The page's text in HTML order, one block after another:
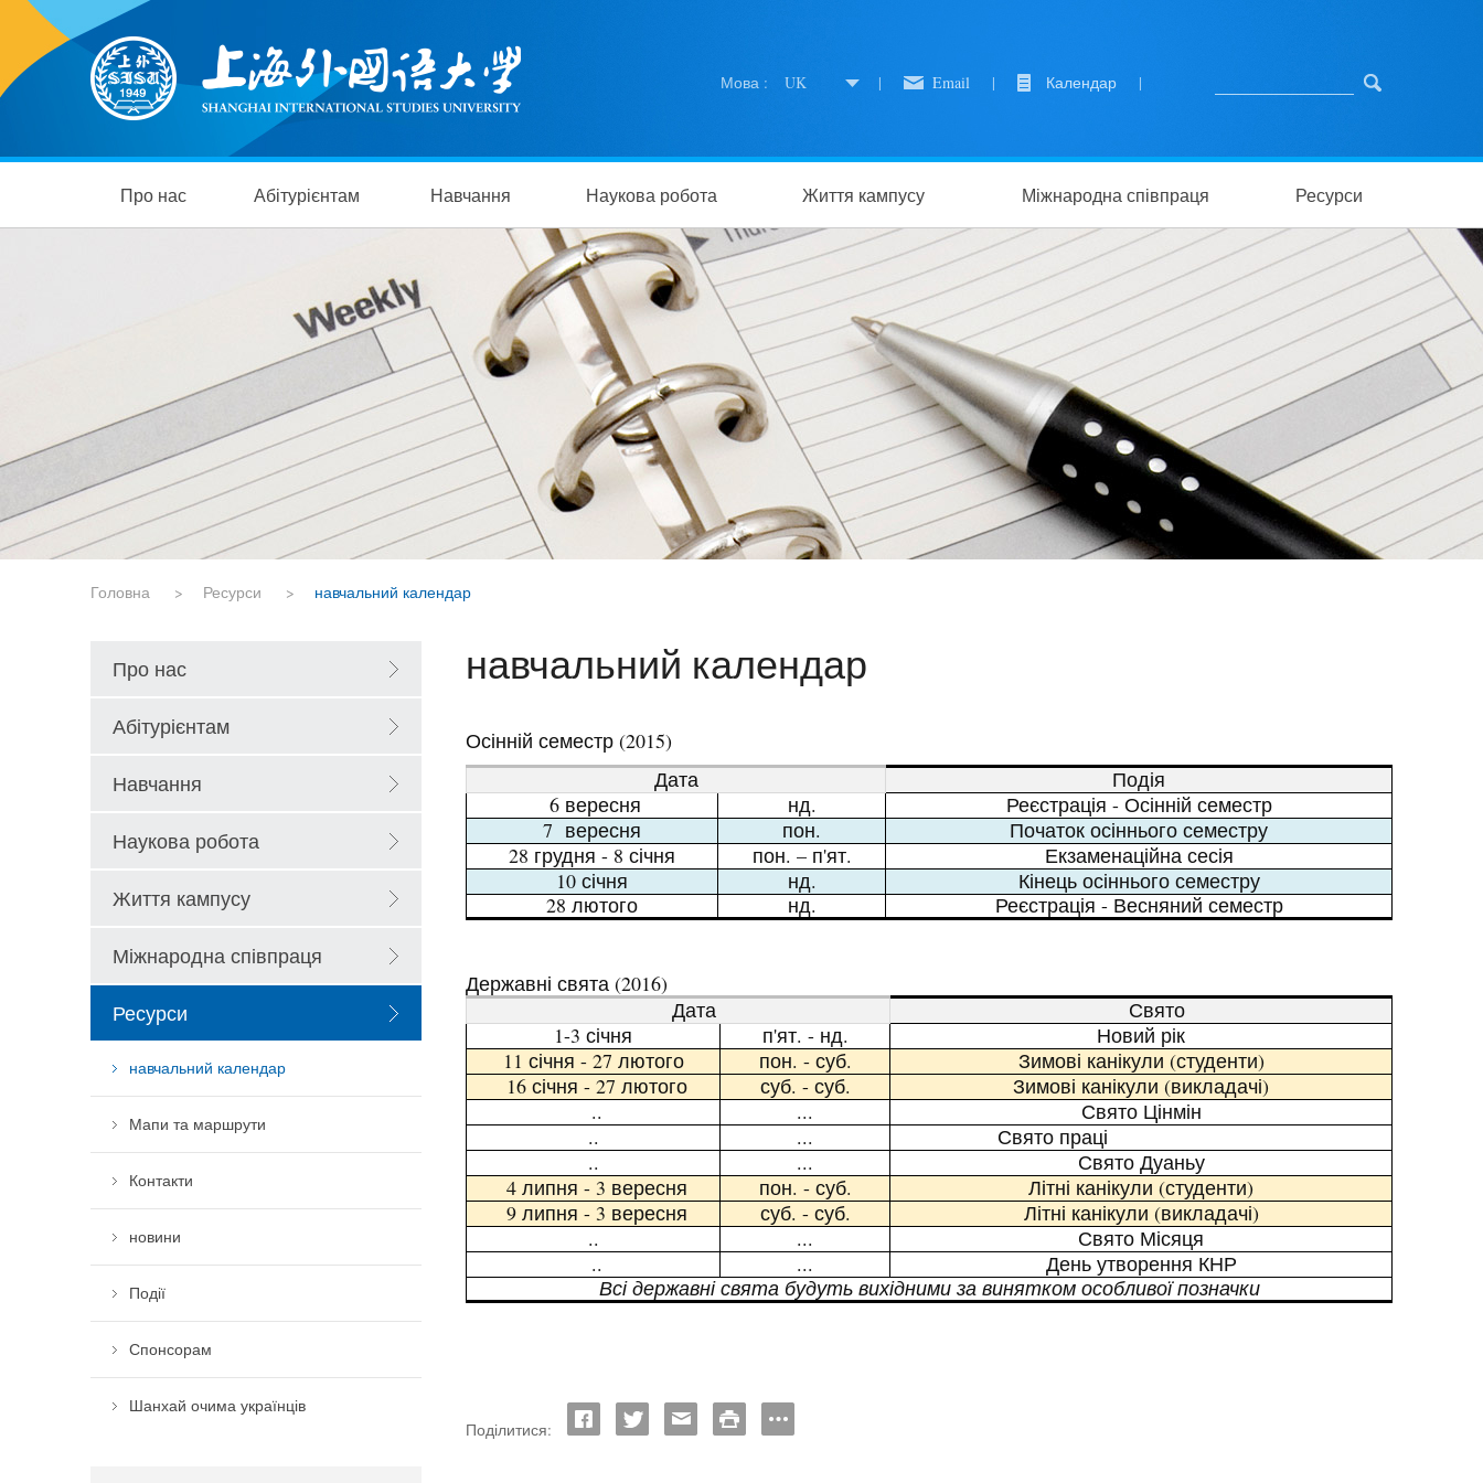
Мова : UK | Email | Календар |
Про нас Абітурієнтам Навчання Наукова робота Життя кампусу Міжнародна співпраця Ресурси
Головна > Ресурси > навчальний календар
Про нас
Абітурієнтам
Навчання
Наукова робота
Життя кампусу
Міжнародна співпраця
Ресурси
навчальний календар
Мапи та маршрути
Контакти
новини
Події
Спонсорам
Шанхай очима українців
навчальний календар
Осінній семестр (2015)
Дата
Подія
6 вересня
нд.
Реєстрація - Осінній семестр
7 вересня
пон.
Початок осіннього семестру
28 грудня - 8 січня
пон. – п'ят.
Екзаменаційна сесія
10 січня
нд.
Кінець осіннього семестру
28 лютого
нд. Реєстрація - Весняний семестр
Державні свята (2016)
Дата
Свято
1-3 січня п'ят. - нд.
Новий рік
11 січня - 27 лютого
пон. - суб.
Зимові канікули (студенти)
16 січня - 27 лютого
суб. - суб.
Зимові канікули (викладачі)
..
...
Свято Цінмін
..
...
Свято праці
..
...
Свято Дуаньу
4 липня - 3 вересня
пон. - суб.
Літні канікули (студенти)
9 липня - 3 вересня
суб. - суб.
Літні канікули (викладачі)
..
...
Свято Місяця
..
...
День утворення КНР
Всі державні свята будуть вихідними за винятком особливої позначки
Поділитися: